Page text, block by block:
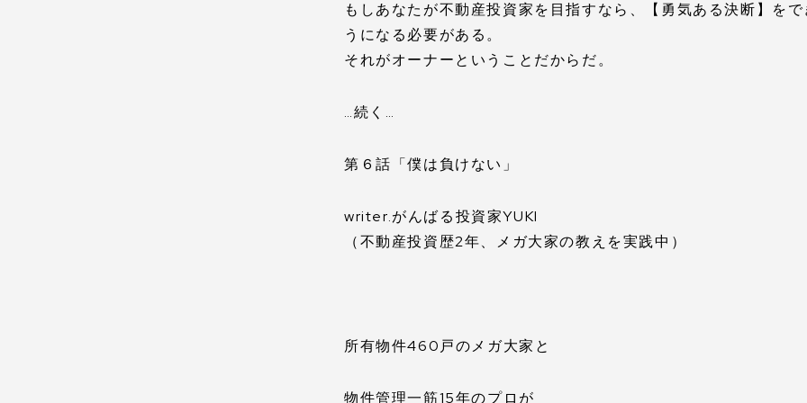
もしあなたが不動産投資家を目指すなら、【勇気ある決断】を
うになる必要がある。
それがオーナーということだからだ。
…続く…
第６話「僕は負けない」
writer.がんばる投資家YUKI
（不動産投資歴2年、メガ大家の教えを実践中）
所有物件460戸のメガ大家と
物件管理一筋15年のプロが